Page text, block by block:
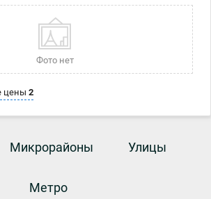
минут пешком до метро Нивки:
.Жилое состояние мебель.холодильник
.Котел и колонка .Кабельное и цифровое
Фото нет
цены 2
Микрорайоны Улицы
Метро